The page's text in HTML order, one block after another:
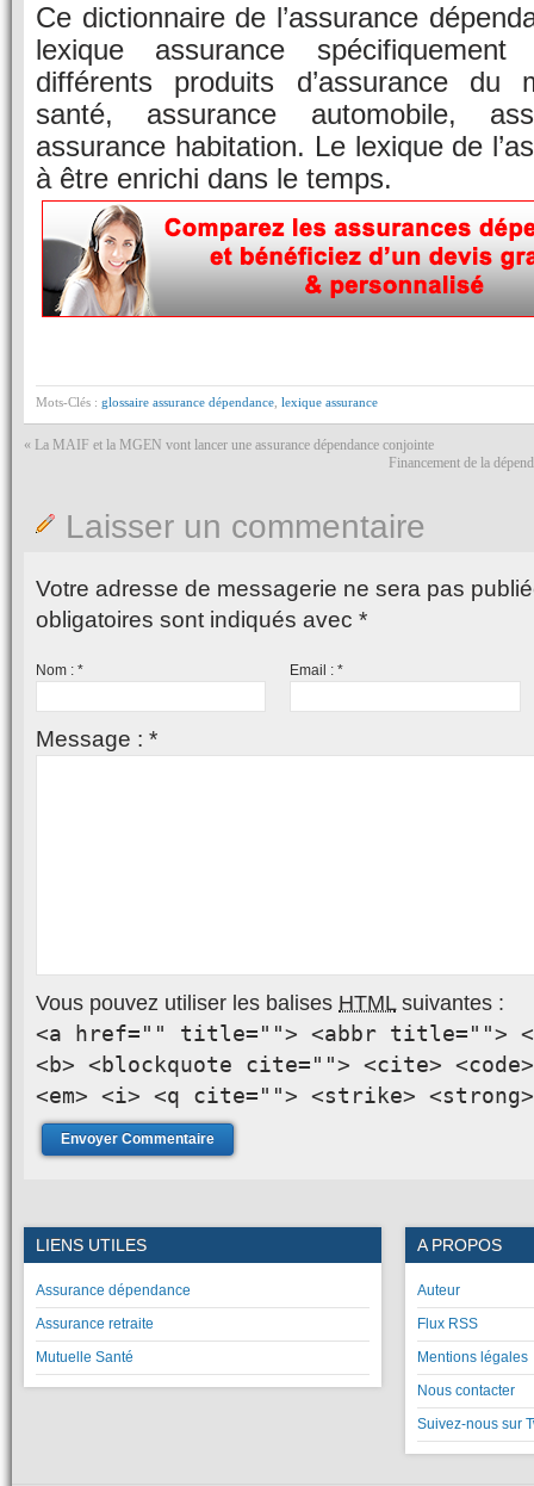
Ce dictionnaire de l’assurance
lexique assurance
différents produits d’assurance du
santé, assurance automobile,
assurance habitation. Le lexique de
à être enrichi dans le temps.
Mots-Clés : glossaire assurance dépendance lexique assurance
« La MAIF et la MGEN vont lancer une assurance dépendance conjointe
Financement de la
Laisser un commentaire
Votre adresse de messagerie ne sera pas
obligatoires sont indiqués avec *
Nom : * Email :*
Message : *
Vous pouvez utiliser les balises HTMLsuivantes :
<a href="" title=""> <abbr title="">
<b> <blockquote cite=""> <cite>
<em> <i> <q cite=""> <strike> <strong>
LIENS UTILES
Assurance dépendance
Assurance retraite
Mutuelle Santé
A PROPOS
Auteur
Flux RSS
Mentions légales
Nous contacter
Suivez-nous sur